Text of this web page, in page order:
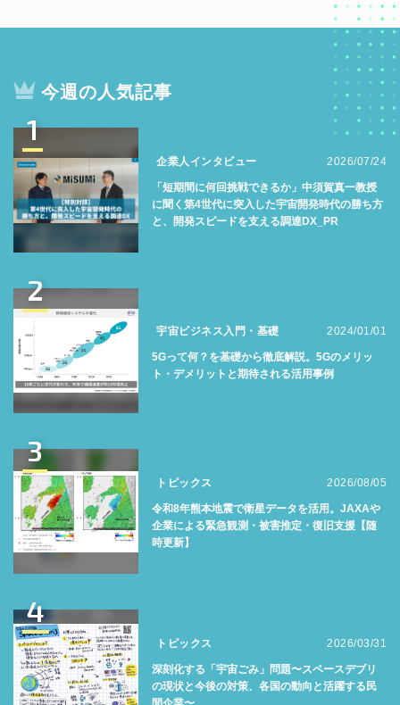
今週の人気記事
1
企業人インタビュー 2026/07/24
「短期間に何回挑戦できるか」中須賀真一教授
に聞く第4世代に突入した宇宙開発時代の勝ち方
と、開発スピードを支える調達DX_PR
2
宇宙ビジネス入門・基礎 2024/01/01
5Gって何？を基礎から徹底解説。5Gのメリッ
ト・デメリットと期待される活用事例
3
トピックス 2026/08/05
令和8年熊本地震で衛星データを活用。JAXAや
企業による緊急観測・被害推定・復旧支援【随
時更新】
4
トピックス 2026/03/31
深刻化する「宇宙ごみ」問題〜スペースデブリ
の現状と今後の対策、各国の動向と活躍する民